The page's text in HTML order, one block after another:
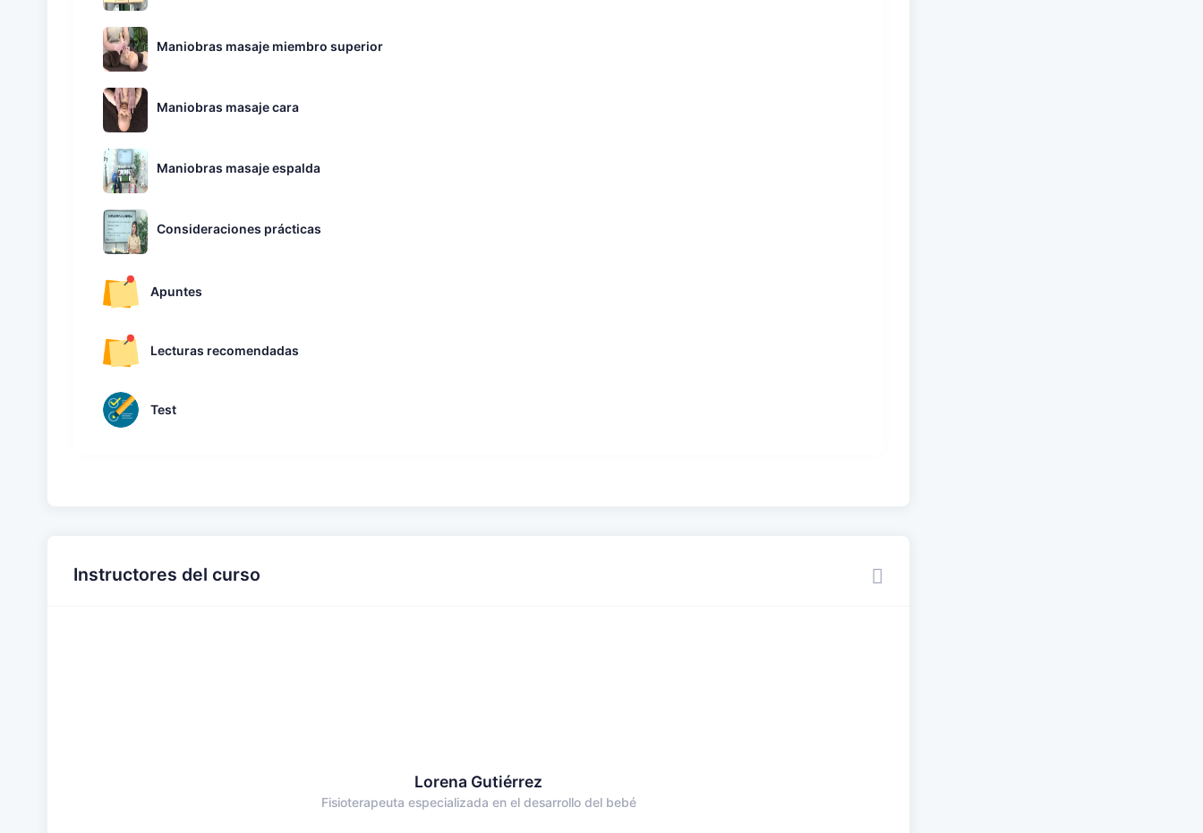
Maniobras masaje miembro superior
Maniobras masaje cara
Maniobras masaje espalda
Consideraciones prácticas
Apuntes
Lecturas recomendadas
Test
Instructores del curso
Lorena Gutiérrez
Fisioterapeuta especializada en el desarrollo del bebé